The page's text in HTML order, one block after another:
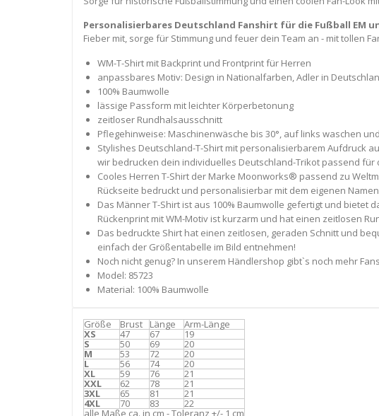
Personalisierbares Deutschland Fanshirt für die Fußball EM
Fieber mit, sorge für Stimmung und feuer dein Team an - mit tollen
WM-T-Shirt mit Backprint und Frontprint für Herren
anpassbares Motiv: Design in Nationalfarben, Adler in
100% Baumwolle
lässige Passform mit leichter Körperbetonung
zeitloser Rundhalsausschnitt
Pflegehinweise: Maschinenwäsche bis 30°, auf links waschen
Stylishes Deutschland-T-Shirt mit personalisierbarem Aufdruck
wir bedrucken dein individuelles Deutschland-Trikot passend für
Cooles Herren T-Shirt der Marke Moonworks® passend zu
Rückseite bedruckt und personalisierbar mit dem eigenen
Das Männer T-Shirt ist aus 100% Baumwolle gefertigt und
Rückenprint mit WM-Motiv ist kurzarm und hat einen zeitlosen
Das bedruckte Shirt hat einen zeitlosen, geraden Schnitt und
einfach der Größentabelle im Bild entnehmen!
Noch nicht genug? In unserem Händlershop gibt`s noch mehr
Model: 85723
Material: 100% Baumwolle
Größe Brust Länge Arm-Länge
XS 47 67 19
S 50 69 20
M 53 72 20
L 56 74 20
XL 59 76 21
XXL 62 78 21
3XL 65 81 21
4XL 70 83 22
alle Maße ca. in cm - Toleranz +/- 1 cm